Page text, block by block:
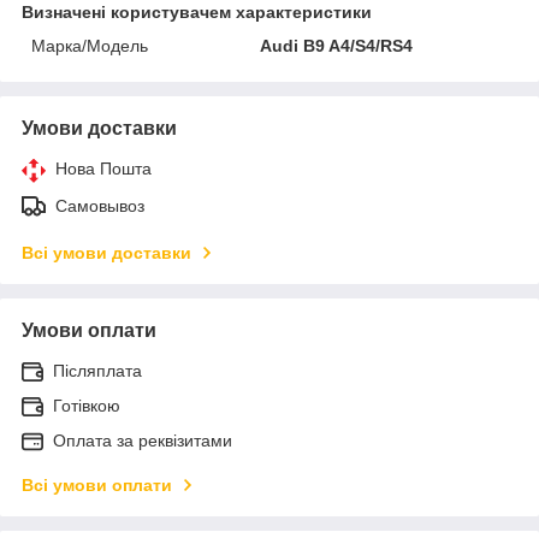
Визначені користувачем характеристики
Марка/Модель
Audi B9 A4/S4/RS4
Умови доставки
Нова Пошта
Самовывоз
Всі умови доставки
Умови оплати
Післяплата
Готівкою
Оплата за реквізитами
Всі умови оплати